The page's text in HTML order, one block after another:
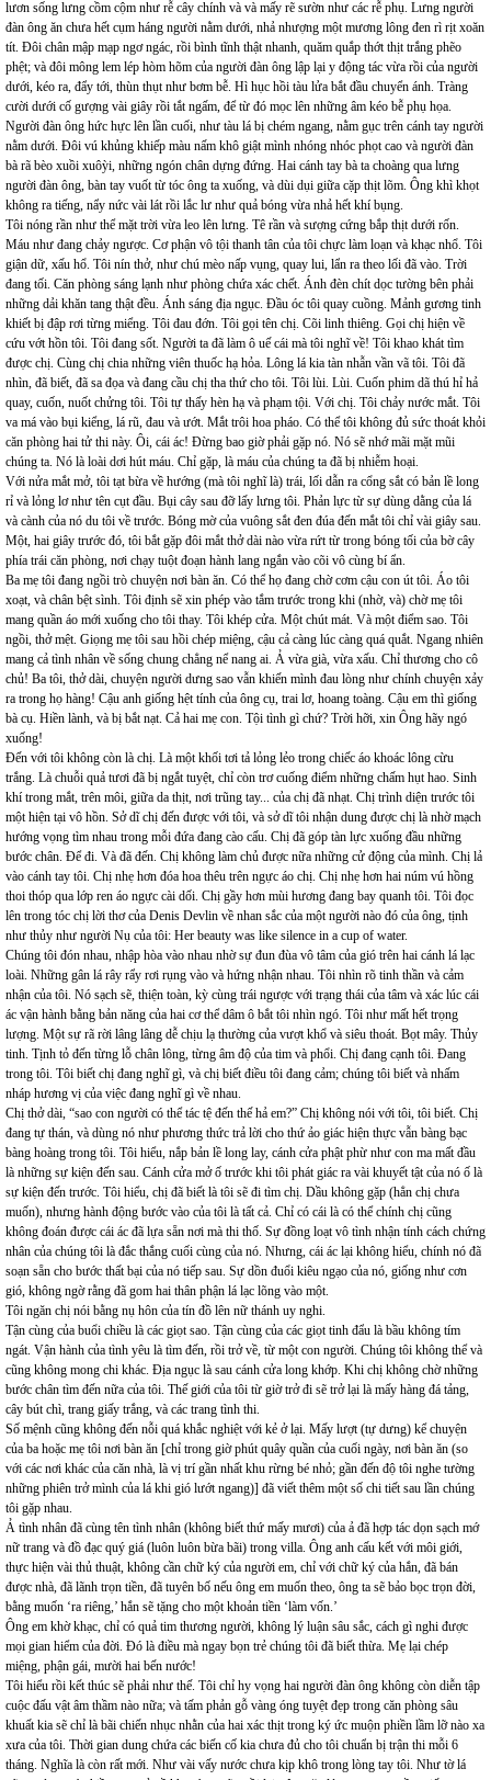
lươn sống lưng cồm cộm như rễ cây chính và và mấy rẽ sườn như các rễ phụ. Lưng người
đàn ông ăn chưa hết cụm háng người nằm dưới, nhả nhượng một mương lông đen rì rịt xoăn
tít. Đôi chân mập mạp ngơ ngác, rồi bình tĩnh thật nhanh, quăm quắp thớt thịt trắng phẽo
phệt; và đôi mông lem lép hòm hõm của người đàn ông lập lại y động tác vừa rồi của người
dưới, kéo ra, đẩy tới, thùn thụt như bơm bễ. Hì hục hồi tàu lửa bắt đầu chuyển ánh. Tràng
cười dưới cố gượng vài giây rồi tắt ngấm, để từ đó mọc lên những âm kéo bễ phụ họa.
Người đàn ông hức hực lên lần cuối, như tàu lá bị chém ngang, nằm gục trên cánh tay người
nằm dưới. Đôi vú khủng khiếp màu nấm khô giật mình nhóng nhóc phọt cao và người đàn
bà rã bèo xuồi xuôỳi, những ngón chân dựng đứng. Hai cánh tay bà ta choàng qua lưng
người đàn ông, bàn tay vuốt từ tóc ông ta xuống, và dùi dụi giữa cặp thịt lõm. Ông khì khọt
không ra tiếng, nẩy nức vài lát rồi lắc lư như quả bóng vừa nhả hết khí bụng.
Tôi nóng rần như thể mặt trời vừa leo lên lưng. Tê rần và sượng cứng bắp thịt dưới rốn.
Máu như đang chảy ngược. Cơ phận vô tội thanh tân của tôi chực làm loạn và khạc nhổ. Tôi
giận dữ, xấu hổ. Tôi nín thở, như chú mèo nấp vụng, quay lui, lẩn ra theo lối đã vào. Trời
đang tối. Căn phòng sáng lạnh như phòng chứa xác chết. Ánh đèn chít dọc tường bên phải
những dải khăn tang thật đều. Ánh sáng địa ngục. Đầu óc tôi quay cuồng. Mảnh gương tinh
khiết bị đập rơi từng miểng. Tôi đau đớn. Tôi gọi tên chị. Cõi linh thiêng. Gọi chị hiện về
cứu vớt hồn tôi. Tôi đang sốt. Người ta đã làm ô uế cái mà tôi nghĩ về! Tôi khao khát tìm
được chị. Cùng chị chia những viên thuốc hạ hỏa. Lông lá kia tàn nhẫn vần vã tôi. Tôi đã
nhìn, đã biết, đã sa đọa và đang cầu chị tha thứ cho tôi. Tôi lùi. Lùi. Cuốn phim dã thú hỉ hả
quay, cuốn, nuốt chửng tôi. Tôi tự thấy hèn hạ và phạm tội. Với chị. Tôi chảy nước mắt. Tôi
va má vào bụi kiểng, lá rũ, đau và ướt. Mắt trôi hoa pháo. Có thể tôi không đủ sức thoát khỏi
căn phòng hai tử thi này. Ôi, cái ác! Đừng bao giờ phải gặp nó. Nó sẽ nhớ mãi mặt mũi
chúng ta. Nó là loài dơi hút máu. Chỉ gặp, là máu của chúng ta đã bị nhiễm hoại.
Với nửa mắt mở, tôi tạt bừa về hướng (mà tôi nghĩ là) trái, lối dẫn ra cổng sắt có bản lề long
rỉ và lỏng lơ như tên cụt đầu. Bụi cây sau đỡ lấy lưng tôi. Phản lực từ sự dùng dằng của lá
và cành của nó du tôi về trước. Bóng mờ của vuông sắt đen đúa đến mắt tôi chỉ vài giây sau.
Một, hai giây trước đó, tôi bắt gặp đôi mắt thở dài nào vừa rứt từ trong bóng tối của bờ cây
phía trái căn phòng, nơi chạy tuột đoạn hành lang ngắn vào cõi vô cùng bí ẩn.
Ba mẹ tôi đang ngồi trò chuyện nơi bàn ăn. Có thể họ đang chờ cơm cậu con út tôi. Áo tôi
xoạt, và chân bệt sình. Tôi định sẽ xin phép vào tắm trước trong khi (nhờ, và) chờ mẹ tôi
mang quần áo mới xuống cho tôi thay. Tôi khép cửa. Một chút mát. Và một điểm sao. Tôi
ngồi, thở mệt. Giọng mẹ tôi sau hồi chép miệng, cậu cả càng lúc càng quá quắt. Ngang nhiên
mang cả tình nhân về sống chung chẳng nể nang ai. Ả vừa già, vừa xấu. Chỉ thương cho cô
chủ! Ba tôi, thở dài, chuyện người dưng sao vẫn khiến mình đau lòng như chính chuyện xảy
ra trong họ hàng! Cậu anh giống hệt tính của ông cụ, trai lơ, hoang toàng. Cậu em thì giống
bà cụ. Hiền lành, và bị bắt nạt. Cả hai mẹ con. Tội tình gì chứ? Trời hỡi, xin Ông hãy ngó
xuống!
Đến với tôi không còn là chị. Là một khối tơi tả lỏng lẻo trong chiếc áo khoác lông cừu
trắng. Là chuỗi quả tươi đã bị ngắt tuyệt, chỉ còn trơ cuống điểm những chấm hụt hao. Sinh
khí trong mắt, trên môi, giữa da thịt, nơi trũng tay... của chị đã nhạt. Chị trình diện trước tôi
một hiện tại vô hồn. Sở dĩ chị đến được với tôi, và sở dĩ tôi nhận dung được chị là nhờ mạch
hướng vọng tìm nhau trong mỗi đứa đang cào cấu. Chị đã góp tàn lực xuống đầu những
bước chân. Để đi. Và đã đến. Chị không làm chủ được nữa những cử động của mình. Chị lả
vào cánh tay tôi. Chị nhẹ hơn đóa hoa thêu trên ngực áo chị. Chị nhẹ hơn hai núm vú hồng
thoi thóp qua lớp ren áo ngực cài dối. Chị gầy hơn mùi hương đang bay quanh tôi. Tôi đọc
lên trong tóc chị lời thơ của Denis Devlin về nhan sắc của một người nào đó của ông, tịnh
như thủy như người Nụ của tôi: Her beauty was like silence in a cup of water.
Chúng tôi đón nhau, nhập hòa vào nhau nhờ sự đun đùa vô tâm của gió trên hai cánh lá lạc
loài. Những gân lá rây rẩy rơi rụng vào và hứng nhận nhau. Tôi nhìn rõ tinh thần và cảm
nhận của tôi. Nó sạch sẽ, thiện toàn, kỳ cùng trái ngược với trạng thái của tâm và xác lúc cái
ác vận hành bằng bản năng của hai cơ thể dâm ô bắt tôi nhìn ngó. Tôi như mất hết trọng
lượng. Một sự rã rời lâng lâng dễ chịu lạ thường của vượt khổ và siêu thoát. Bọt mây. Thủy
tinh. Tịnh tỏ đến từng lỗ chân lông, từng âm độ của tim và phổi. Chị đang cạnh tôi. Đang
trong tôi. Tôi biết chị đang nghĩ gì, và chị biết điều tôi đang cảm; chúng tôi biết và nhấm
nháp hương vị của việc đang nghĩ gì về nhau.
Chị thở dài, “sao con người có thể tác tệ đến thế hả em?” Chị không nói với tôi, tôi biết. Chị
đang tự thán, và dùng nó như phương thức trả lời cho thứ ảo giác hiện thực vẫn bàng bạc
bàng hoàng trong tôi. Tôi hiểu, nắp bản lề long lay, cánh cửa phật phừ như con ma mất đầu
là những sự kiện đến sau. Cánh cửa mở ố trước khi tôi phát giác ra vài khuyết tật của nó ố là
sự kiện đến trước. Tôi hiểu, chị đã biết là tôi sẽ đi tìm chị. Dầu không gặp (hẳn chị chưa
muốn), nhưng hành động bước vào của tôi là tất cả. Chỉ có cái là có thể chính chị cũng
không đoán được cái ác đã lựa sẵn nơi mà thi thố. Sự đồng loạt vô tình nhận tính cách chứng
nhân của chúng tôi là đắc thắng cuối cùng của nó. Nhưng, cái ác lại không hiểu, chính nó đã
soạn sẵn cho bước thất bại của nó tiếp sau. Sự dồn đuổi kiêu ngạo của nó, giống như cơn
gió, không ngờ rằng đã gom hai thân phận lá lạc lõng vào một.
Tôi ngăn chị nói bằng nụ hôn của tín đồ lên nữ thánh uy nghi.
Tận cùng của buổi chiều là các giọt sao. Tận cùng của các giọt tinh đẩu là bầu không tím
ngát. Vận hành của tình yêu là tìm đến, rồi trở về, từ một con người. Chúng tôi không thể và
cũng không mong chi khác. Địa ngục là sau cánh cửa long khớp. Khi chị không chờ những
bước chân tìm đến nữa của tôi. Thế giới của tôi từ giờ trở đi sẽ trở lại là mấy hàng đá tảng,
cây bút chì, trang giấy trắng, và các trang tình thi.
Số mệnh cũng không đến nỗi quá khắc nghiệt với kẻ ở lại. Mấy lượt (tự dưng) kể chuyện
của ba hoặc mẹ tôi nơi bàn ăn [chỉ trong giờ phút quây quần của cuối ngày, nơi bàn ăn (so
với các nơi khác của căn nhà, là vị trí gần nhất khu rừng bé nhỏ; gần đến độ tôi nghe tường
những phiên trở mình của lá khi gió lướt ngang)] đã viết thêm một số chi tiết sau lần chúng
tôi gặp nhau.
Ả tình nhân đã cùng tên tình nhân (không biết thứ mấy mươi) của ả đã hợp tác dọn sạch mớ
nữ trang và đồ đạc quý giá (luôn luôn bừa bãi) trong villa. Ông anh cấu kết với môi giới,
thực hiện vài thủ thuật, không cần chữ ký của người em, chỉ với chữ ký của hắn, đã bán
được nhà, đã lãnh trọn tiền, đã tuyên bố nếu ông em muốn theo, ông ta sẽ bảo bọc trọn đời,
bằng muốn ‘ra riêng,’ hắn sẽ tặng cho một khoản tiền ‘làm vốn.’
Ông em khờ khạc, chỉ có quả tim thương người, không lý luận sâu sắc, cách gì nghi được
mọi gian hiểm của đời. Đó là điều mà ngay bọn trẻ chúng tôi đã biết thừa. Mẹ lại chép
miệng, phận gái, mười hai bến nước!
Tôi hiểu rồi kết thúc sẽ phải như thế. Tôi chỉ hy vọng hai người đàn ông không còn diễn tập
cuộc đấu vật âm thầm nào nữa; và tấm phản gỗ vàng óng tuyệt đẹp trong căn phòng sâu
khuất kia sẽ chỉ là bãi chiến nhục nhằn của hai xác thịt trong ký ức muộn phiền lầm lỡ nào xa
xưa của tôi. Thời gian dung chứa các biến cố kia chưa đủ cho tôi chuẩn bị trận thi mỗi 6
tháng. Nghĩa là còn rất mới. Như vài vấy nước chưa kịp khô trong lòng tay tôi. Như tờ lá